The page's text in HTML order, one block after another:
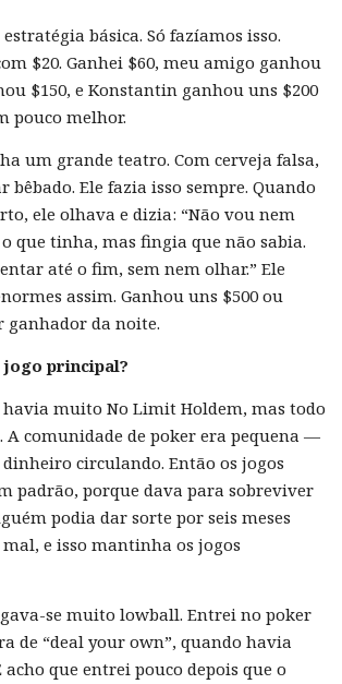
estratégia básica. Só fazíamos isso.
$20. Ganhei $60, meu amigo ganhou
$150, e Konstantin ganhou uns $200
pouco melhor.
um grande teatro. Com cerveja falsa,
bêbado. Ele fazia isso sempre. Quando
ele olhava e dizia: “Não vou nem
o que tinha, mas fingia que não sabia.
até o fim, sem nem olhar.” Ele
assim. Ganhou uns $500 ou
ganhador da noite.
principal?
havia muito No Limit Holdem, mas todo
A comunidade de poker era pequena —
circulando. Então os jogos
padrão, porque dava para sobreviver
podia dar sorte por seis meses
e isso mantinha os jogos
se muito lowball. Entrei no poker
de “deal your own”, quando havia
que entrei pouco depois que o